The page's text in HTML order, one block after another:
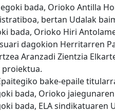
bada, Orioko Antilla
bertan Udalak
bada, Orioko Hiri
dagokion Herritarren
Aranzadi Zientzia
bake-epaile
bada, Orioko
bada, ELA